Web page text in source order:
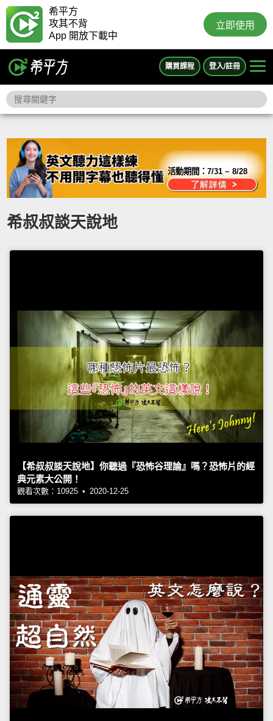
希平方
攻其不背
App 開放下載中
立即使用
購買課程 登入/註冊
活動期間：7/31 ~ 8/28
希叔叔談天說地
【希叔叔談天說地】你聽過『恐怖谷理論』嗎？恐怖片的經
典元素大公開！
觀看次數：10925 • 2020-12-25